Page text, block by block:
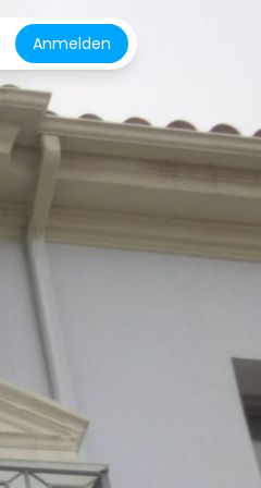
Anmelden